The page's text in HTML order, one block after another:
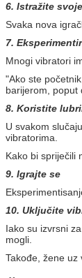
6. Istražite
Svaka nova
7.
Mnogi vibratori
"Ako ste
barijerom, poput
8. Koristite
U svakom
vibratorima.
Kako bi spriječili
9. Igrajte se
10. Uključite
Iako su izvrsni
mogli.
Takođe, žene